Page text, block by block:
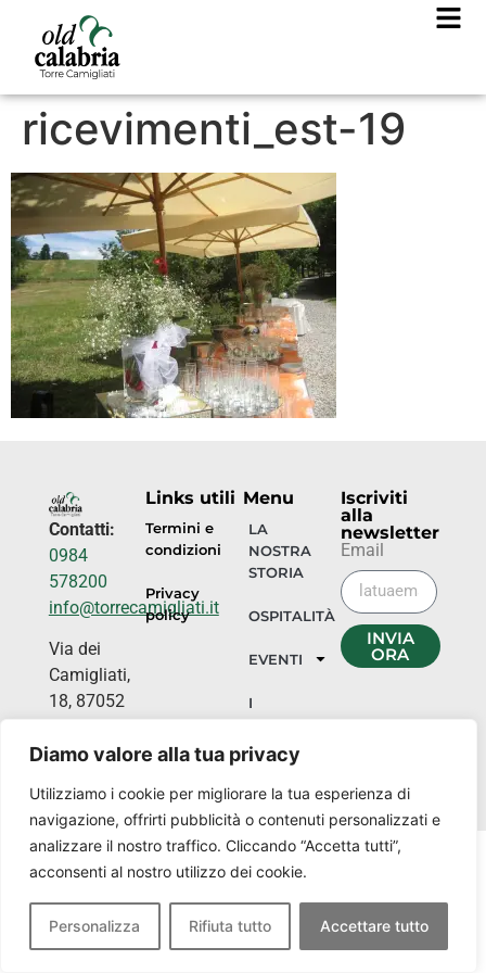
Diamo valore alla tua privacy
Utilizziamo i cookie per migliorare la tua esperienza di
navigazione, offrirti pubblicità o contenuti personalizzati e
analizzare il nostro traffico. Cliccando “Accetta tutti”,
acconsenti al nostro utilizzo dei cookie.
Personalizza Rifiuta tutto Accettare tutto
ricevimenti_est-19
Contatti:
0984
578200
info@torrecamigliati.it
Via dei
Camigliati,
18, 87052
Silano CS
Links utili
Termini e
condizioni
Privacy
policy
Menu
LA
NOSTRA
STORIA
OSPITALITÀ
EVENTI
I
NOSTRI
LUOGHI
Iscriviti
alla
newsletter
Email
INVIA
ORA